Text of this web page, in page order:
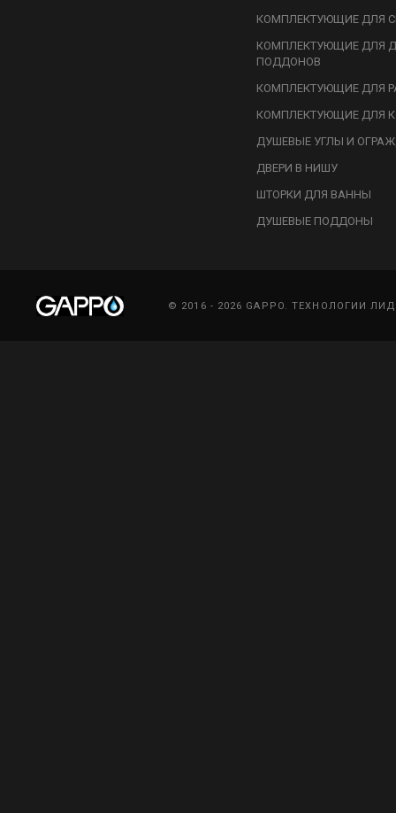
КОМПЛЕКТУЮЩИЕ ДЛЯ
КОМПЛЕКТУЮЩИЕ ДЛЯ
ПОДДОНОВ
КОМПЛЕКТУЮЩИЕ ДЛЯ
КОМПЛЕКТУЮЩИЕ ДЛЯ
ДУШЕВЫЕ УГЛЫ И
ДВЕРИ В НИШУ
ШТОРКИ ДЛЯ ВАННЫ
ДУШЕВЫЕ ПОДДОНЫ
© 2016 - 2026 GAPPO. ТЕХНОЛОГИИ